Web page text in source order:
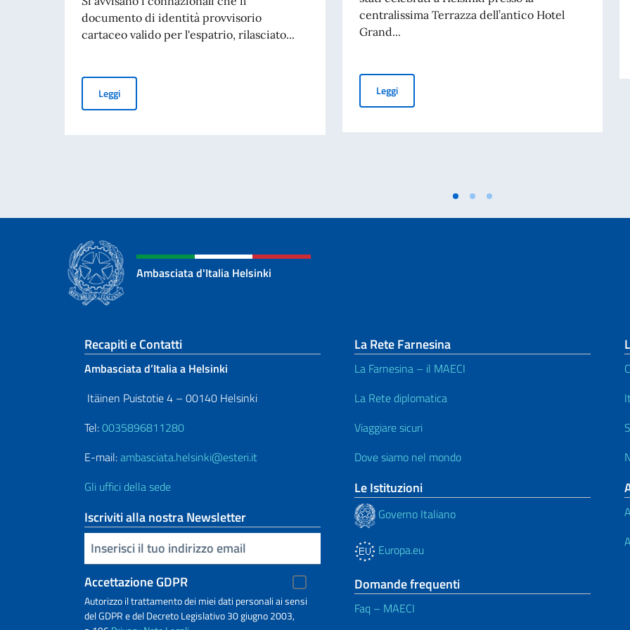
documento di identità provvisorio
cartaceo valido per l'espatrio, rilasciato...
LeggiAvviso ai connazionali: il documento di identità provvisorio cartaceo non è valido per l’ingresso in Finlandia
centralissima Terrazza dell’antico Hotel
Grand...
LeggiHelsinki. Al via il Summer Artic Tour 2026 del Ferrari Club
Ambasciata d'Italia Helsinki
Sezione footer
Recapiti e Contatti
Ambasciata d’Italia a Helsinki
Itäinen Puistotie 4 – 00140 Helsinki
Tel:0035896811280
E-mail:ambasciata.helsinki@esteri.it
Gli uffici della sede
Iscriviti alla nostra Newsletter
Inserisci la tua email
Accettazione GDPR
Autorizzo il trattamento dei miei dati personali ai sensi
del GDPR e del Decreto Legislativo 30 giugno 2003,
La Rete Farnesina
La Farnesina – il MAECI
La Rete diplomatica
Viaggiare sicuri
Dove siamo nel mondo
Le Istituzioni
Governo Italiano
Europa.eu
Domande frequenti
Faq – MAECI